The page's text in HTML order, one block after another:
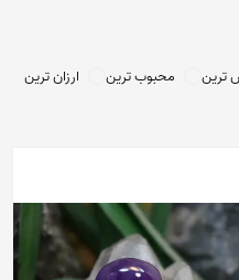
ترین محبوب ترین
ارزان ترین